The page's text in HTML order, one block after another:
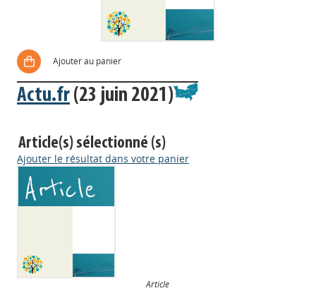
Ajouter au panier
Actu.fr(23 juin 2021)
Article(s) sélectionné (s)
Ajouter le résultat dans votre panier
Article